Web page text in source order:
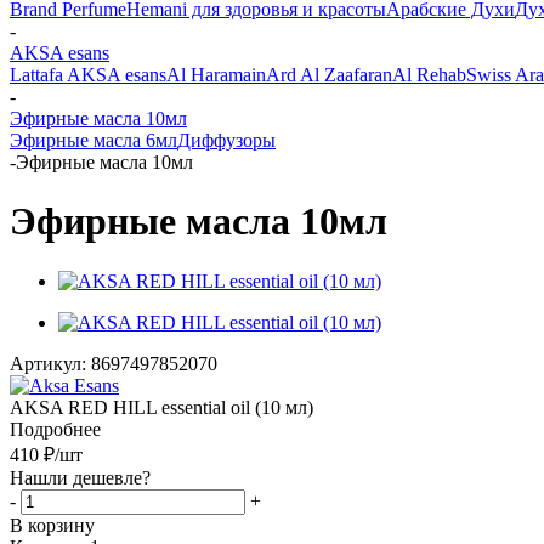
Brand PerfumeHemani для здоровья и красотыАрабские Духи
-
AKSA esans
Lattafa AKSA esansAl HaramainArd Al ZaafaranAl RehabSwiss
-
Эфирные масла 10мл
Эфирные масла 6млДиффузоры
-Эфирные масла 10мл
Эфирные масла 10мл
Артикул: 8697497852070
AKSA RED HILL essential oil (10 мл)
Подробнее
410 ₽/шт
Нашли дешевле?
-
+
В корзину